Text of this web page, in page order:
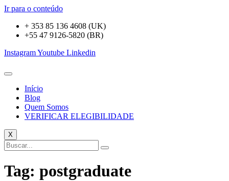
Ir para o conteúdo
+ 353 85 136 4608 (UK)
+55 47 9126-5820 (BR)
InstagramYoutube Linkedin
Início
Blog
Quem Somos
VERIFICAR ELEGIBILIDADE
X
Tag: postgraduate